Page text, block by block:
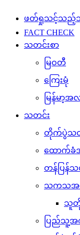
ဖတ်ရှုသင့်သည့်သ
FACT CHECK
သတင်းစာ
မြဝတီ
ကြေးမုံ
မြန်မာ့အ
သတင်း
တိုက်ပွဲသ
ထောက်ခံအ
တန်ပြန်သ
သကသအ
သူတို့
ပြည်သူ့အ